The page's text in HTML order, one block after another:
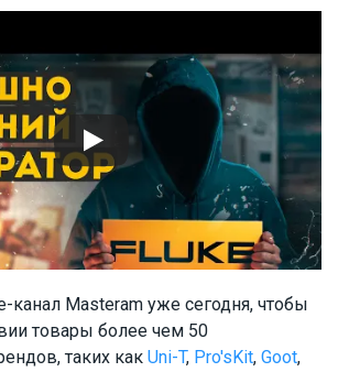
канал Masteram уже сегодня, чтобы
товары более чем 50
таких как Uni-T, Pro'sKit, Goot,